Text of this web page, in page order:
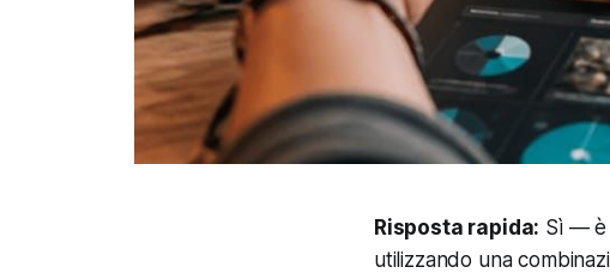
Risposta rapida: Sì — è
utilizzando una